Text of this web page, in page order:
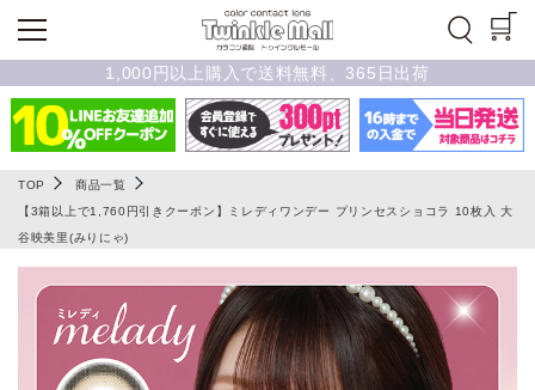
1,000円以上購入で送料無料、365日出荷
TOP
商品一覧
【3箱以上で1,760円引きクーポン】ミレディワンデー プリンセスショコラ 10枚入 大
谷映美里(みりにゃ)